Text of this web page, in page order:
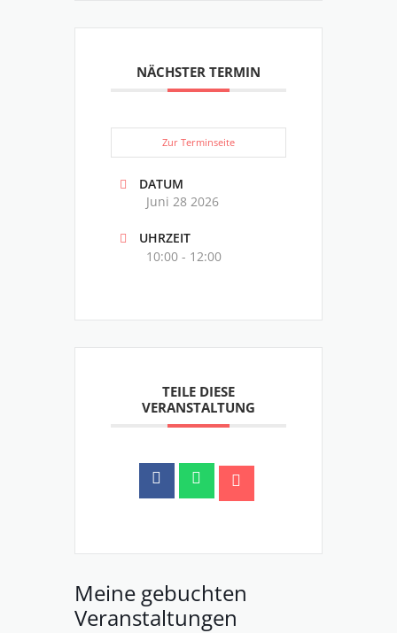
NÄCHSTER TERMIN
Zur Terminseite
DATUM
Juni 28 2026
UHRZEIT
10:00 - 12:00
TEILE DIESE
VERANSTALTUNG
Meine gebuchten
Veranstaltungen